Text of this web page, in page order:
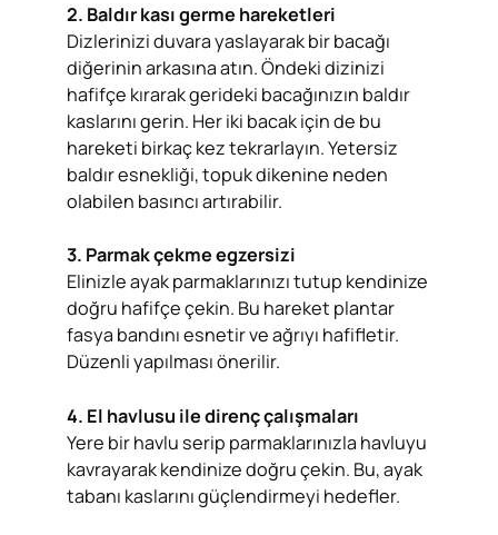
2. Baldır kası germe hareketleri
Dizlerinizi duvara yaslayarak bir bacağı
diğerinin arkasına atın. Öndeki dizinizi
hafifçe kırarak gerideki bacağınızın baldır
kaslarını gerin. Her iki bacak için de bu
hareketi birkaç kez tekrarlayın. Yetersiz
baldır esnekliği, topuk dikenine neden
olabilen basıncı artırabilir.
3. Parmak çekme egzersizi
Elinizle ayak parmaklarınızı tutup kendinize
doğru hafifçe çekin. Bu hareket plantar
fasya bandını esnetir ve ağrıyı hafifletir.
Düzenli yapılması önerilir.
4. El havlusu ile direnç çalışmaları
Yere bir havlu serip parmaklarınızla havluyu
kavrayarak kendinize doğru çekin. Bu, ayak
tabanı kaslarını güçlendirmeyi hedefler.